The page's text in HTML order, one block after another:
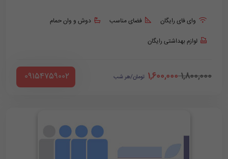
وای فای رایگان فضای مناسب دوش و وان حمام
لوازم بهداشتی رایگان
1,800,000
1,600,000 تومان/هر شب ‪ 09154759002